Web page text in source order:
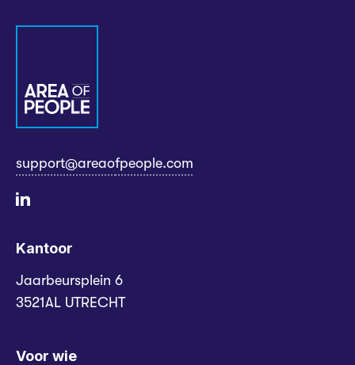
support@areaofpeople.com
Kantoor
Jaarbeursplein 6
3521AL UTRECHT
Voor wie